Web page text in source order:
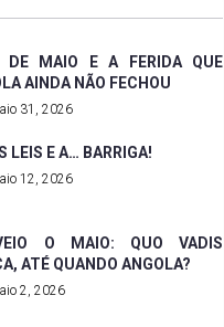
MAIO E A FERIDA QUE
AINDA NÃO FECHOU
31, 2026
LEIS E A… BARRIGA!
12, 2026
O MAIO: QUO VADIS
ATÉ QUANDO ANGOLA?
2, 2026